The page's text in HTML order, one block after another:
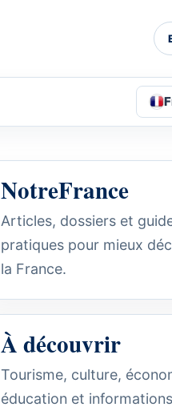
NotreFrance
Articles, dossiers et
pratiques pour mieux
la France.
À découvrir
Tourisme, culture,
éducation et